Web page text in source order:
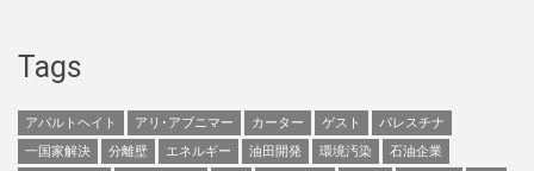
Tags
アパルトヘイト アリ･アブニマー カーター ゲスト
パレスチナ
一国家解決
分離壁 エネルギー 油田開発 環境汚染 石油企業